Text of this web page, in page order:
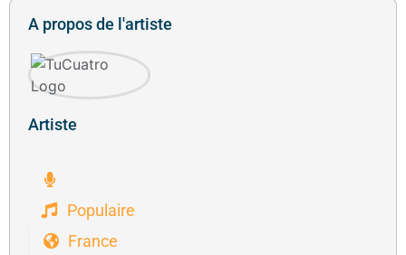
A propos de l'artiste
Artiste
Populaire
France